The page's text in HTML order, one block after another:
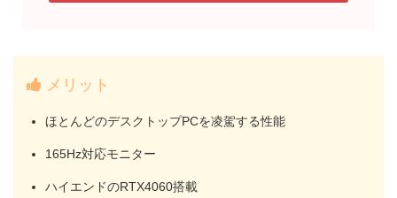
メリット
ほとんどのデスクトップPCを凌駕する性能
165Hz対応モニター
ハイエンドのRTX4060搭載